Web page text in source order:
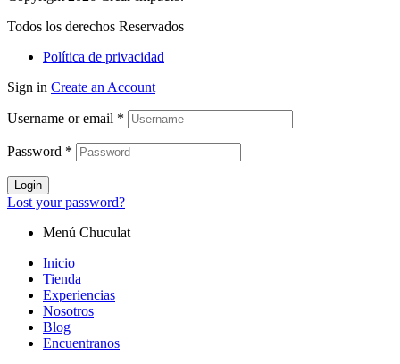
Todos los derechos Reservados
Política de privacidad
Sign in Create an Account
Username or email *
Password *
Login
Lost your password?
Menú Chuculat
Inicio
Tienda
Experiencias
Nosotros
Blog
Encuentranos